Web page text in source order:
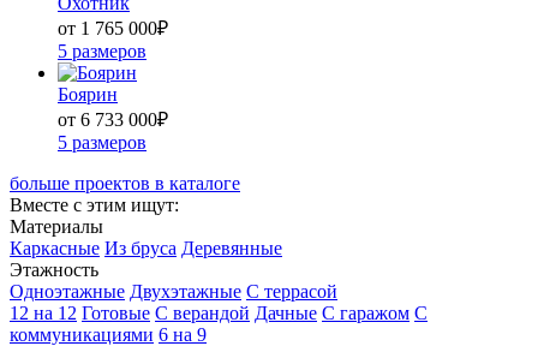
от 1 765 000₽
5 размеров
Боярин
от 6 733 000₽
5 размеров
больше проектов в каталоге
Вместе с этим ищут:
Материалы
Каркасные Из бруса Деревянные
Этажность
Одноэтажные Двухэтажные С террасой
12 на 12 Готовые С верандой Дачные С гаражом С
коммуникациями 6 на 9